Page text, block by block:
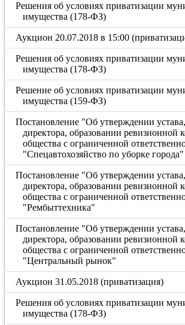
Решения об условиях приватизации
имущества (178-ФЗ)
Аукцион 20.07.2018 в 15:00
Решения об условиях приватизации
имущества (178-ФЗ)
Решение об условиях приватизации
имущества (159-ФЗ)
Постановление "Об утверждении
директора, образовании ревизионной
общества с ограниченной
"Спецавтохозяйство по уборке города"
Постановление "Об утверждении
директора, образовании ревизионной
общества с ограниченной
"Рембыттехника"
Постановление "Об утверждении
директора, образовании ревизионной
общества с ограниченной
"Центральный рынок"
Аукцион 31.05.2018 (приватизация)
Решения об условиях приватизации
имущества (178-ФЗ)